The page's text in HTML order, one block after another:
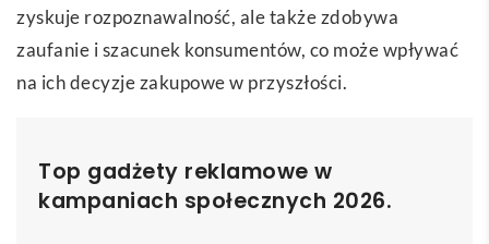
zyskuje rozpoznawalność, ale także zdobywa
zaufanie i szacunek konsumentów, co może wpływać
na ich decyzje zakupowe w przyszłości.
Top gadżety reklamowe w
kampaniach społecznych 2026.